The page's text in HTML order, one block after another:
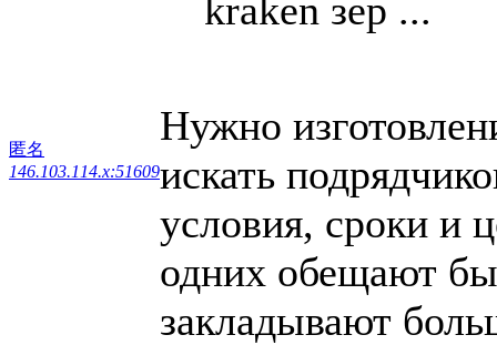
匿名
146.103.114.x:51609
kraken зер ...
Нужно
искать
условия, сроки и
одних обещают
закладывают